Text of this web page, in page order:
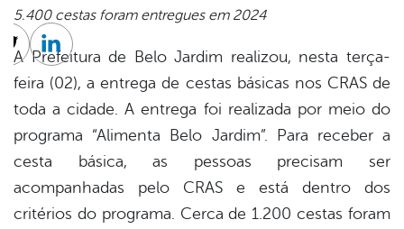
5.400 cestas foram entregues em 2024
A Prefeitura de Belo Jardim realizou, nesta terça-
feira (02), a entrega de cestas básicas nos CRAS de
toda a cidade. A entrega foi realizada por meio do
programa “Alimenta Belo Jardim”. Para receber a
cesta básica, as pessoas precisam ser
acompanhadas pelo CRAS e está dentro dos
critérios do programa. Cerca de 1.200 cestas foram
Twitter
Linkedin